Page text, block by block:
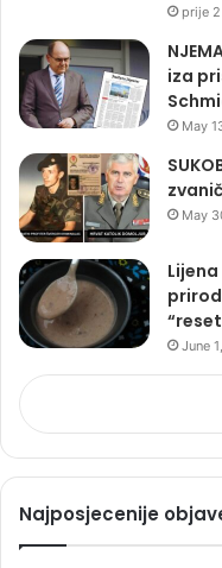
prije
iza
May
May
June
Najposjecenije